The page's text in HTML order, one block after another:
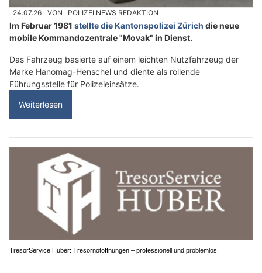
24.07.26 VON POLIZEI.NEWS REDAKTION
Im Februar 1981 stellte die Kantonspolizei Zürich die neue
mobile Kommandozentrale "Movak" in Dienst.
Das Fahrzeug basierte auf einem leichten Nutzfahrzeug der
Marke Hanomag-Henschel und diente als rollende
Führungsstelle für Polizeieinsätze.
Weiterlesen
TresorService Huber: Tresornotöffnungen – professionell und problemlos